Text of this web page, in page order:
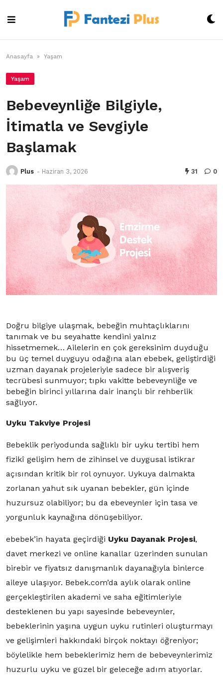
content
Anasayfa » Yaşam
Yaşam
Bebeveynliğe Bilgiyle,
İtimatla ve Sevgiyle
Başlamak
Plus - Haziran 3, 2026 31 0
Doğru bilgiye ulaşmak, bebeğin muhtaçlıklarını
tanımak ve bu seyahatte kendini yalnız
hissetmemek… Ailelerin en çok gereksinim duyduğu
bu üç temel duyguyu odağına alan ebebek, geliştirdiği
uzman dayanak projeleriyle sadece bir alışveriş
tecrübesi sunmuyor; tıpkı vakitte bebeveynliğe ve
bebeğin birinci yıllarına dair inançlı bir rehberlik
sağlıyor.
Uyku Takviye Projesi
Bebeklik periyodunda sağlıklı bir uyku tertibi hem
fizikî gelişim hem de zihinsel ve duygusal istikrar
açısından kritik bir rol oynuyor. Uykuya dalmakta
zorlanan yahut sık uyanan bebekler, gün içinde
huzursuz olabiliyor; bu da ebeveynler için tasa ve
yorgunluk kaynağına dönüşebiliyor.
ebebek’in hayata geçirdiği Uyku Dayanak Projesi,
davet merkezi ve online kanallar üzerinden sunulan
birebir ve fiyatsız danışmanlık dayanağıyla binlerce
aileye ulaşıyor. Bebek.com’da aylık olarak online
gerçekleştirilen akademi ve saha eğitimleriyle
desteklenen bu yapı sayesinde bebeveynler,
bebeklerinin yaşına uygun uyku rutinleri oluşturmayı
ve gelişimleri hakkındaki birçok noktayı öğreniyor;
böylelikle hem bebeklerimiz hem de bebeveynlerimiz
huzurlu uyku ve güzel bir geleceğe adım atıyorlar.